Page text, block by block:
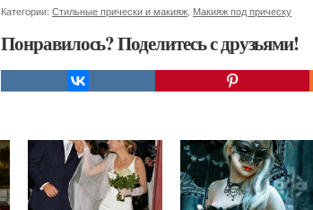
Категории: Стильные прически и макияж Макияж под прическу
Понравилось? Поделитесь с друзьями!